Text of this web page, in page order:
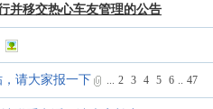
并移交热心车友管理的公告
请大家报一下 ... 2 3 4 5 6 .. 47